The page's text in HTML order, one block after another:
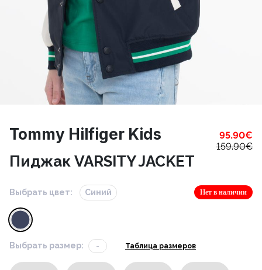
Tommy Hilfiger Kids 95.90€
159.90€
Пиджак VARSITY JACKET
Выбрать цвет: Синий Нет в наличии
Выбрать размер: - Таблица размеров